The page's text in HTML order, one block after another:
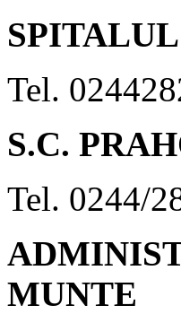
Tel.
S.C.
Tel. 0244/
MUNTE